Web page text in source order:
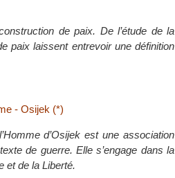
de paix. De l’étude de la
paix laissent entrevoir une définition
- Osijek (*)
d’Osijek est une association
de guerre. Elle s’engage dans la
et de la Liberté.